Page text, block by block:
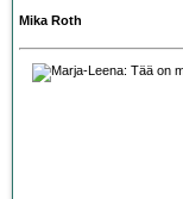
Mika Roth